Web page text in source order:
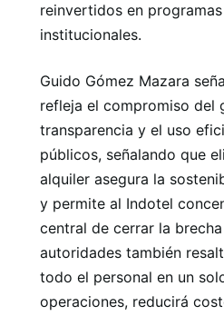
reinvertidos en
institucionales.
Guido Gómez Mazara
refleja el compromiso del
transparencia y el uso
públicos, señalando que
alquiler asegura la
y permite al Indotel
central de cerrar la
autoridades también
todo el personal en un
operaciones, reducirá